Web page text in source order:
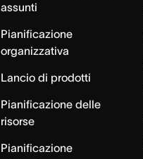
assunti
Pianificazione
organizzativa
Lancio di prodotti
Pianificazione delle
risorse
Pianificazione